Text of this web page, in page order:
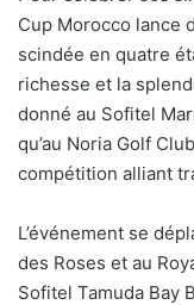
Cup Morocco lance
scindée en quatre
richesse et la
donné au Sofitel
qu’au Noria Golf
compétition alliant
L’événement se
des Roses et au
Sofitel Tamuda Bay